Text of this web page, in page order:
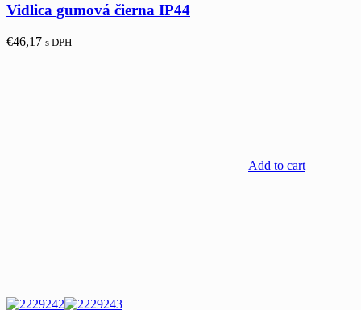
Vidlica gumová čierna IP44
€46,17 s DPH
Add to cart